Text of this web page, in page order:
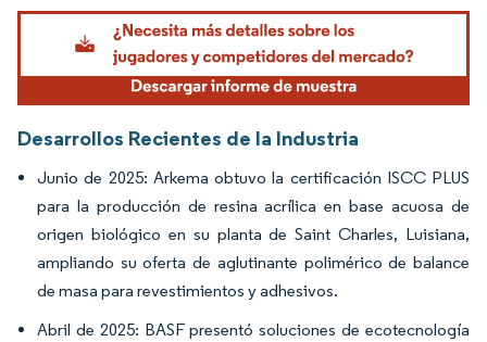
Imagen © Mordor Intelligence. El uso requiere atribución según CC BY 4.0.
Desarrollos Recientes de la Industria
Junio de 2025: Arkema obtuvo la certificación ISCC PLUS
para la producción de resina acrílica en base acuosa de
origen biológico en su planta de Saint Charles, Luisiana,
ampliando su oferta de aglutinante polimérico de balance
de masa para revestimientos y adhesivos.
Abril de 2025: BASF presentó soluciones de ecotecnología